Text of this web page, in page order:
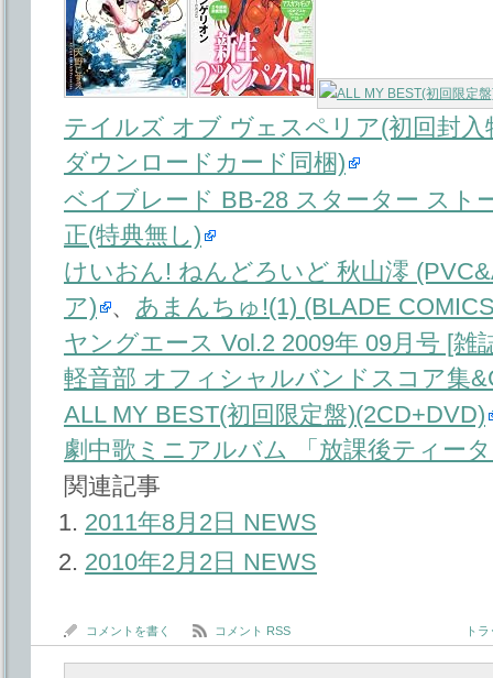
テイルズ オブ ヴェスペリア(初回封
ダウンロードカード同梱)
ベイブレード BB-28 スターター スト
正(特典無し)
けいおん! ねんどろいど 秋山澪
ア)
、 あまんちゅ!(1) (BLADE
ヤングエース Vol.2 2009年 09月号 [雑
軽音部 オフィシャルバンドスコア集
ALL MY BEST(初回限定盤)(2CD+DVD)
劇中歌ミニアルバム 「放課後ティー
関連記事
2011年8月2日 NEWS
2010年2月2日 NEWS
コメントを書く コメント RSS ト